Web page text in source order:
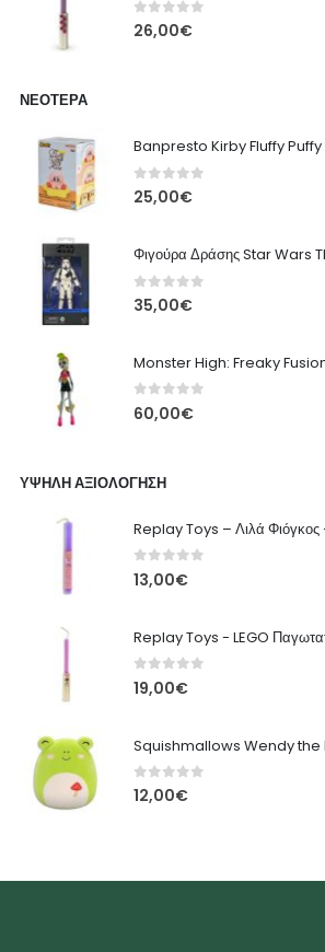
0out of 5
26,00€
ΝΕΌΤΕΡΑ
0out of 5
25,00€
0out of 5
35,00€
0 out of 5
60,00€
ΥΨΗΛΉ ΑΞΙΟΛΌΓΗΣΗ
0out of 5
13,00€
0out of 5
19,00€
0out of 5
12,00€